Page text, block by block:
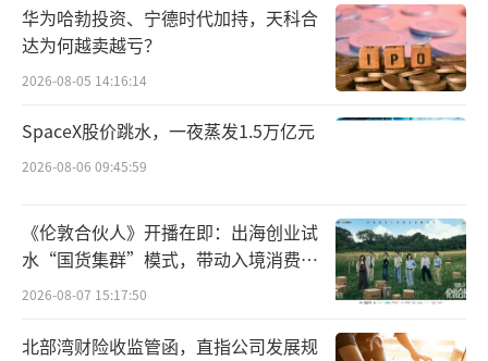
此次被提名的闫银柱，进入鹏欣系之前，
曾在数家地产企业担任要职，现任鹏欣系旗下
水务董事；张音心系高级审计师、财务管理师
出身，现任上海鹏都健康、文旅商欣润首席财
上述人士能否成功获任，还须经6月27日举
行的2023年度股东大会票决。
华为哈勃投资、宁德时代加持，天科合
达为何越卖越亏？
2026-08-05 14:16:14
SpaceX股价跳水，一夜蒸发1.5万亿元
2026-08-06 09:45:59
《伦敦合伙人》开播在即：出海创业试
水“国货集群”模式，带动入境消费反
向种草
2026-08-07 15:17:50
北部湾财险收监管函，直指公司发展规